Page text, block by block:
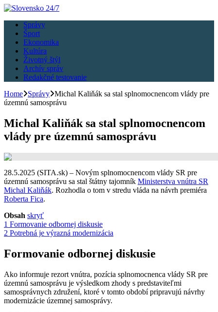
Správy
Šport
Ekonomika
Kultúra
Životný štýl
Archív správ
Redakčné testovanie
Home
Správy Michal Kaliňák sa stal splnomocnencom vlády pre
územnú samosprávu
Michal Kaliňák sa stal splnomocnencom
vlády pre územnú samosprávu
28.5.2025 (SITA.sk) – Novým splnomocnencom vlády SR pre
územnú samosprávu sa stal štátny tajomník Ministerstva vnútra SR
Michal Kaliňák. Rozhodla o tom v stredu vláda na návrh premiéra
Roberta Fica.
Obsah skryť
1 Formovanie odbornej diskusie
2 Potrebná je výrazná modernizácia
Formovanie odbornej diskusie
Ako informuje rezort vnútra, pozícia splnomocnenca vlády SR pre
územnú samosprávu je výsledkom zhody s predstaviteľmi
samosprávnych združení, ktoré v tomto období pripravujú návrhy
modernizácie územnej samosprávy.